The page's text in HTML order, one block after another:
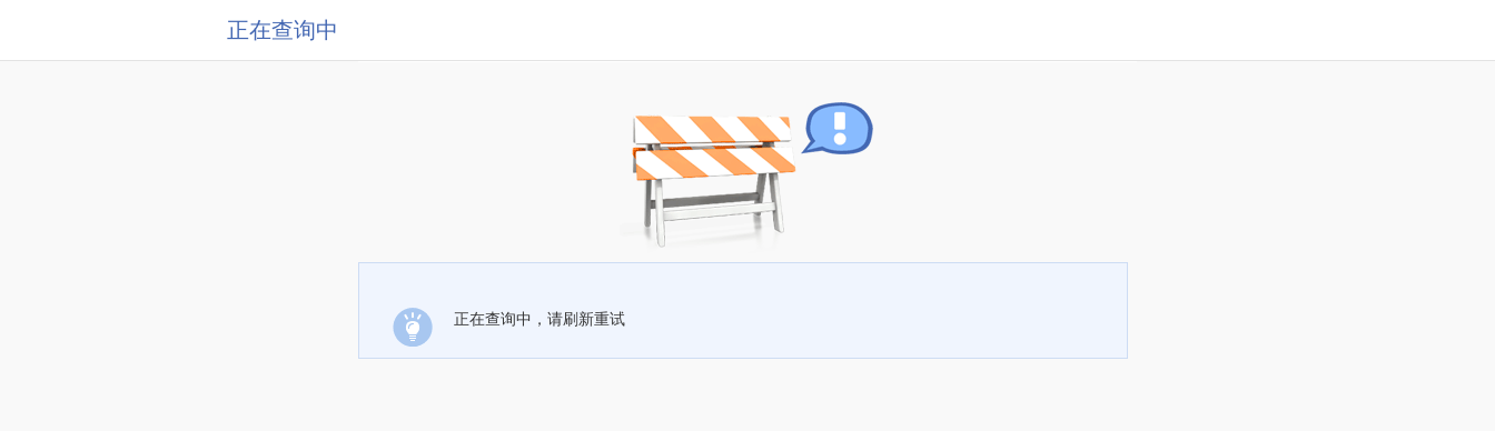
正在查询中
正在查询中，请刷新重试